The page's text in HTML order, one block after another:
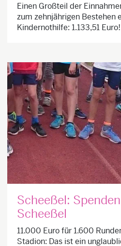
Einen Großteil der
zum zehnjährigen Bestehen
Kindernothilfe: 1.133,51 Euro!
Scheeßel:
Scheeßel
11.000 Euro für 1.600
Stadion: Das ist ein